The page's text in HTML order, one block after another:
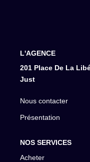
L'AGENCE
201 Place De La
Just
Nous contacter
Présentation
NOS SERVICES
Acheter